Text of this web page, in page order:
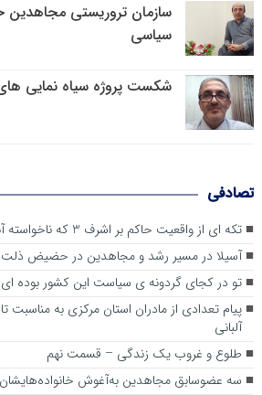
سازمان تروریستی مجاهدین
سیاسی
شکست پروژه سیاه نمایی
تصادفی
تکه ای از واقعیت حاکم بر اشرف 3 که ناخواسته آنتنی شد
آسیلا در مسیر رشد و مجاهدین در حضیض ذلت
تو در کجای گردونه ی سیاست این کشور بوده
پیام تعدادی از مادران استان مرکزی به مناسبت
آلبانی
طلوع و غروب یک زندگی – قسمت نهم
سه عضوسابق مجاهدین به‌آغوش خانواده‌هایشان